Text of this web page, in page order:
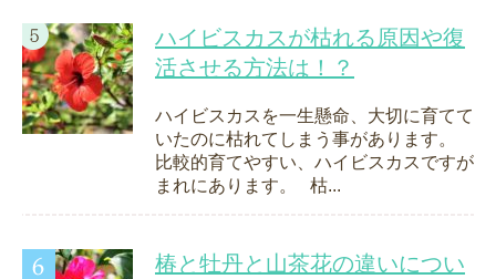
ハイビスカスが枯れる原因や復
活させる方法は！？
ハイビスカスを一生懸命、大切に育てて
いたのに枯れてしまう事があります。
比較的育てやすい、ハイビスカスですが
まれにあります。 枯...
椿と牡丹と山茶花の違いについ